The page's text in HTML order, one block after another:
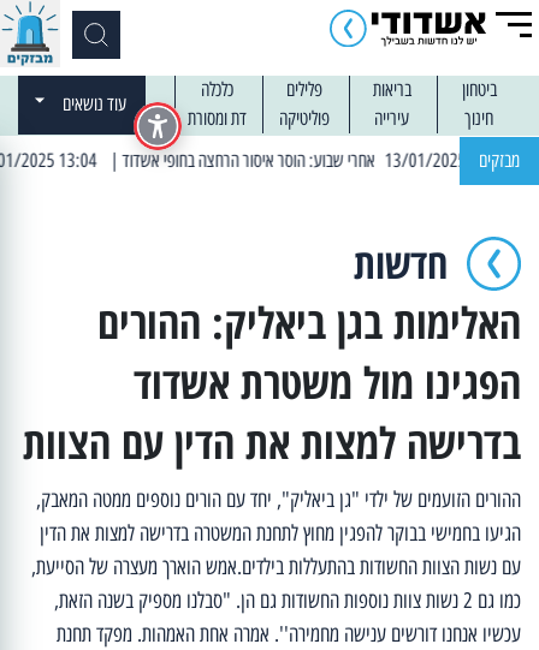
ביטחון בריאות פלילים
כלכלה
חינוך
עירייה פוליטיקה דת ומסורת
עוד נושאים
מבזקים | 13:04 14/01/2025 עובדים בלילות: עבודות קרצוף וריבוד אספלט
חדשות
האלימות בגן ביאליק: ההורים
הפגינו מול משטרת אשדוד
בדרישה למצות את הדין עם הצוות
ההורים הזועמים של ילדי "גן ביאליק", יחד עם הורים נוספים ממטה המאבק,
הגיעו בחמישי בבוקר להפגין מחוץ לתחנת המשטרה בדרישה למצות את הדין
עם נשות הצוות החשודות בהתעללות בילדים.אמש הוארך מעצרה של הסייעת,
כמו גם 2 נשות צוות נוספות החשודות גם הן. "סבלנו מספיק בשנה הזאת,
עכשיו אנחנו דורשים ענישה מחמירה''. אמרה אחת האמהות. מפקד תחנת